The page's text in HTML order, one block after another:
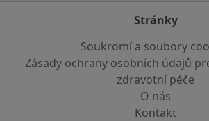
Stránky
Soukromí a soubory
Zásady ochrany osobních údajů
zdravotní péče
O nás
Kontakt